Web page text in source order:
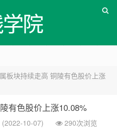
院
板块持续走高 铜陵有色股价上涨
有色股价上涨10.08%
(2022-10-07)
290次浏览